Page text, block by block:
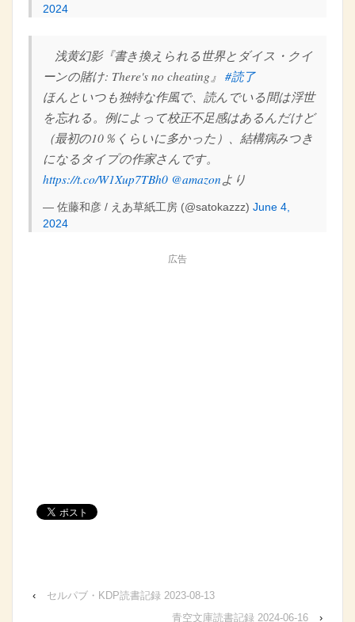
2024
浅黄幻影『書き換えられる世界とダイス・クイ
ーンの賭け: There's no cheating』 #読了
ほんといつも独特な作風で、読んでいる間は浮世
を忘れる。例によって校正不足感はあるんだけど
（最初の10％くらいに多かった）、結構病みつき
になるタイプの作家さんです。
https://t.co/W1Xup7TBh0 @amazonより
— 佐藤和彦 / えあ草紙工房 (@satokazzz) June 4,
2024
広告
‹
セルパブ・KDP読書記録 2023-08-13
青空文庫読書記録 2024-06-16
›